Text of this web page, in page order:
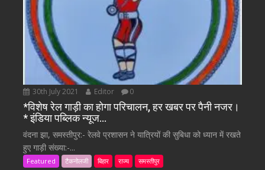
30th July 2021 Editor 0
*विशेष रेल गाड़ी का होगा परिचालन, हर खबर पर पैनी नजर।
* इंडिया पब्लिक न्यूज…
वंदना झा, समस्तीपुर:- रेलवे प्रशासन ने यात्रियों की सुबिधा को ध्यान में रखते
हुए गाड़ी संख्या:-...
Featured टैकनोलजी बिहार राज्य समस्तीपुर